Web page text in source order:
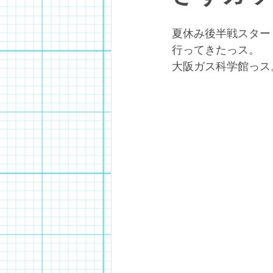
夏休み後半戦スター
行ってきたっス。
大阪ガス科学館っス